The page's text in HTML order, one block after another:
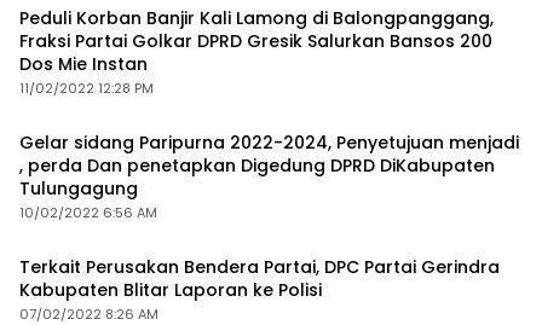
Peduli Korban Banjir Kali Lamong di Balongpanggang,
Fraksi Partai Golkar DPRD Gresik Salurkan Bansos 200
Dos Mie Instan
11/02/2022 12:28 PM
Gelar sidang Paripurna 2022-2024, Penyetujuan menjadi
, perda Dan penetapkan Digedung DPRD DiKabupaten
Tulungagung
10/02/2022 6:56 AM
Terkait Perusakan Bendera Partai, DPC Partai Gerindra
Kabupaten Blitar Laporan ke Polisi
07/02/2022 8:26 AM